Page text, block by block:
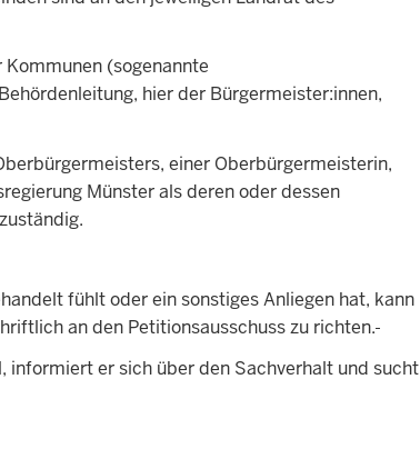
(sogenannte
hier der Bürgermeister:innen,
einer Oberbürgermeisterin,
Münster als deren oder dessen
fühlt oder ein sonstiges Anliegen hat, kann
an den Petitionsausschuss zu richten.
informiert er sich über den Sachverhalt und sucht